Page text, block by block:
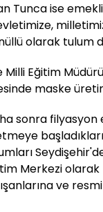
Tunca ise
olarak tulum
Milli Eğitim
maske
sonra filyasyon
Merkezi
ve